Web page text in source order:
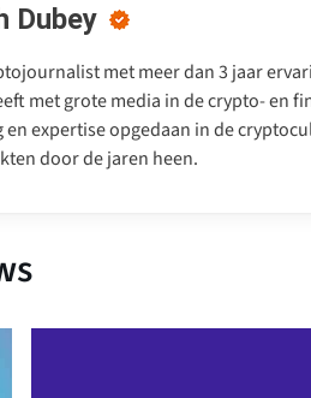
Dubey
met meer dan 3 jaar
met grote media in de crypto- en
en expertise opgedaan in de
door de jaren heen.